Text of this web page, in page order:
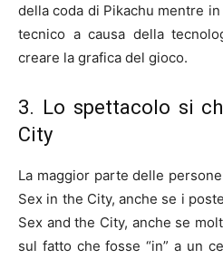
della coda di Pikachu mentre
tecnico a causa della
creare la grafica del gioco.
3. Lo spettacolo si
City
La maggior parte delle
Sex in the City, anche se i
Sex and the City, anche se
sul fatto che fosse “in” a un